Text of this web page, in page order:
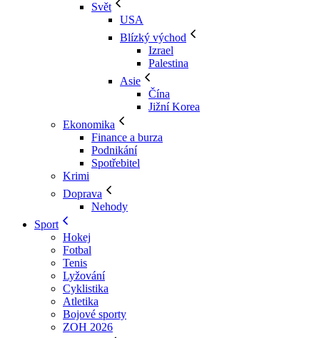
Svět
USA
Blízký východ
Izrael
Palestina
Asie
Čína
Jižní Korea
Ekonomika
Finance a burza
Podnikání
Spotřebitel
Krimi
Doprava
Nehody
Sport
Hokej
Fotbal
Tenis
Lyžování
Cyklistika
Atletika
Bojové sporty
ZOH 2026